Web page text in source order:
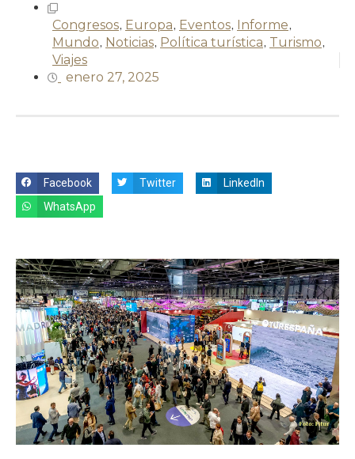
Congresos, Europa, Eventos, Informe,
Mundo, Noticias, Política turística, Turismo,
Viajes
enero 27, 2025
Facebook Twitter
LinkedIn
WhatsApp